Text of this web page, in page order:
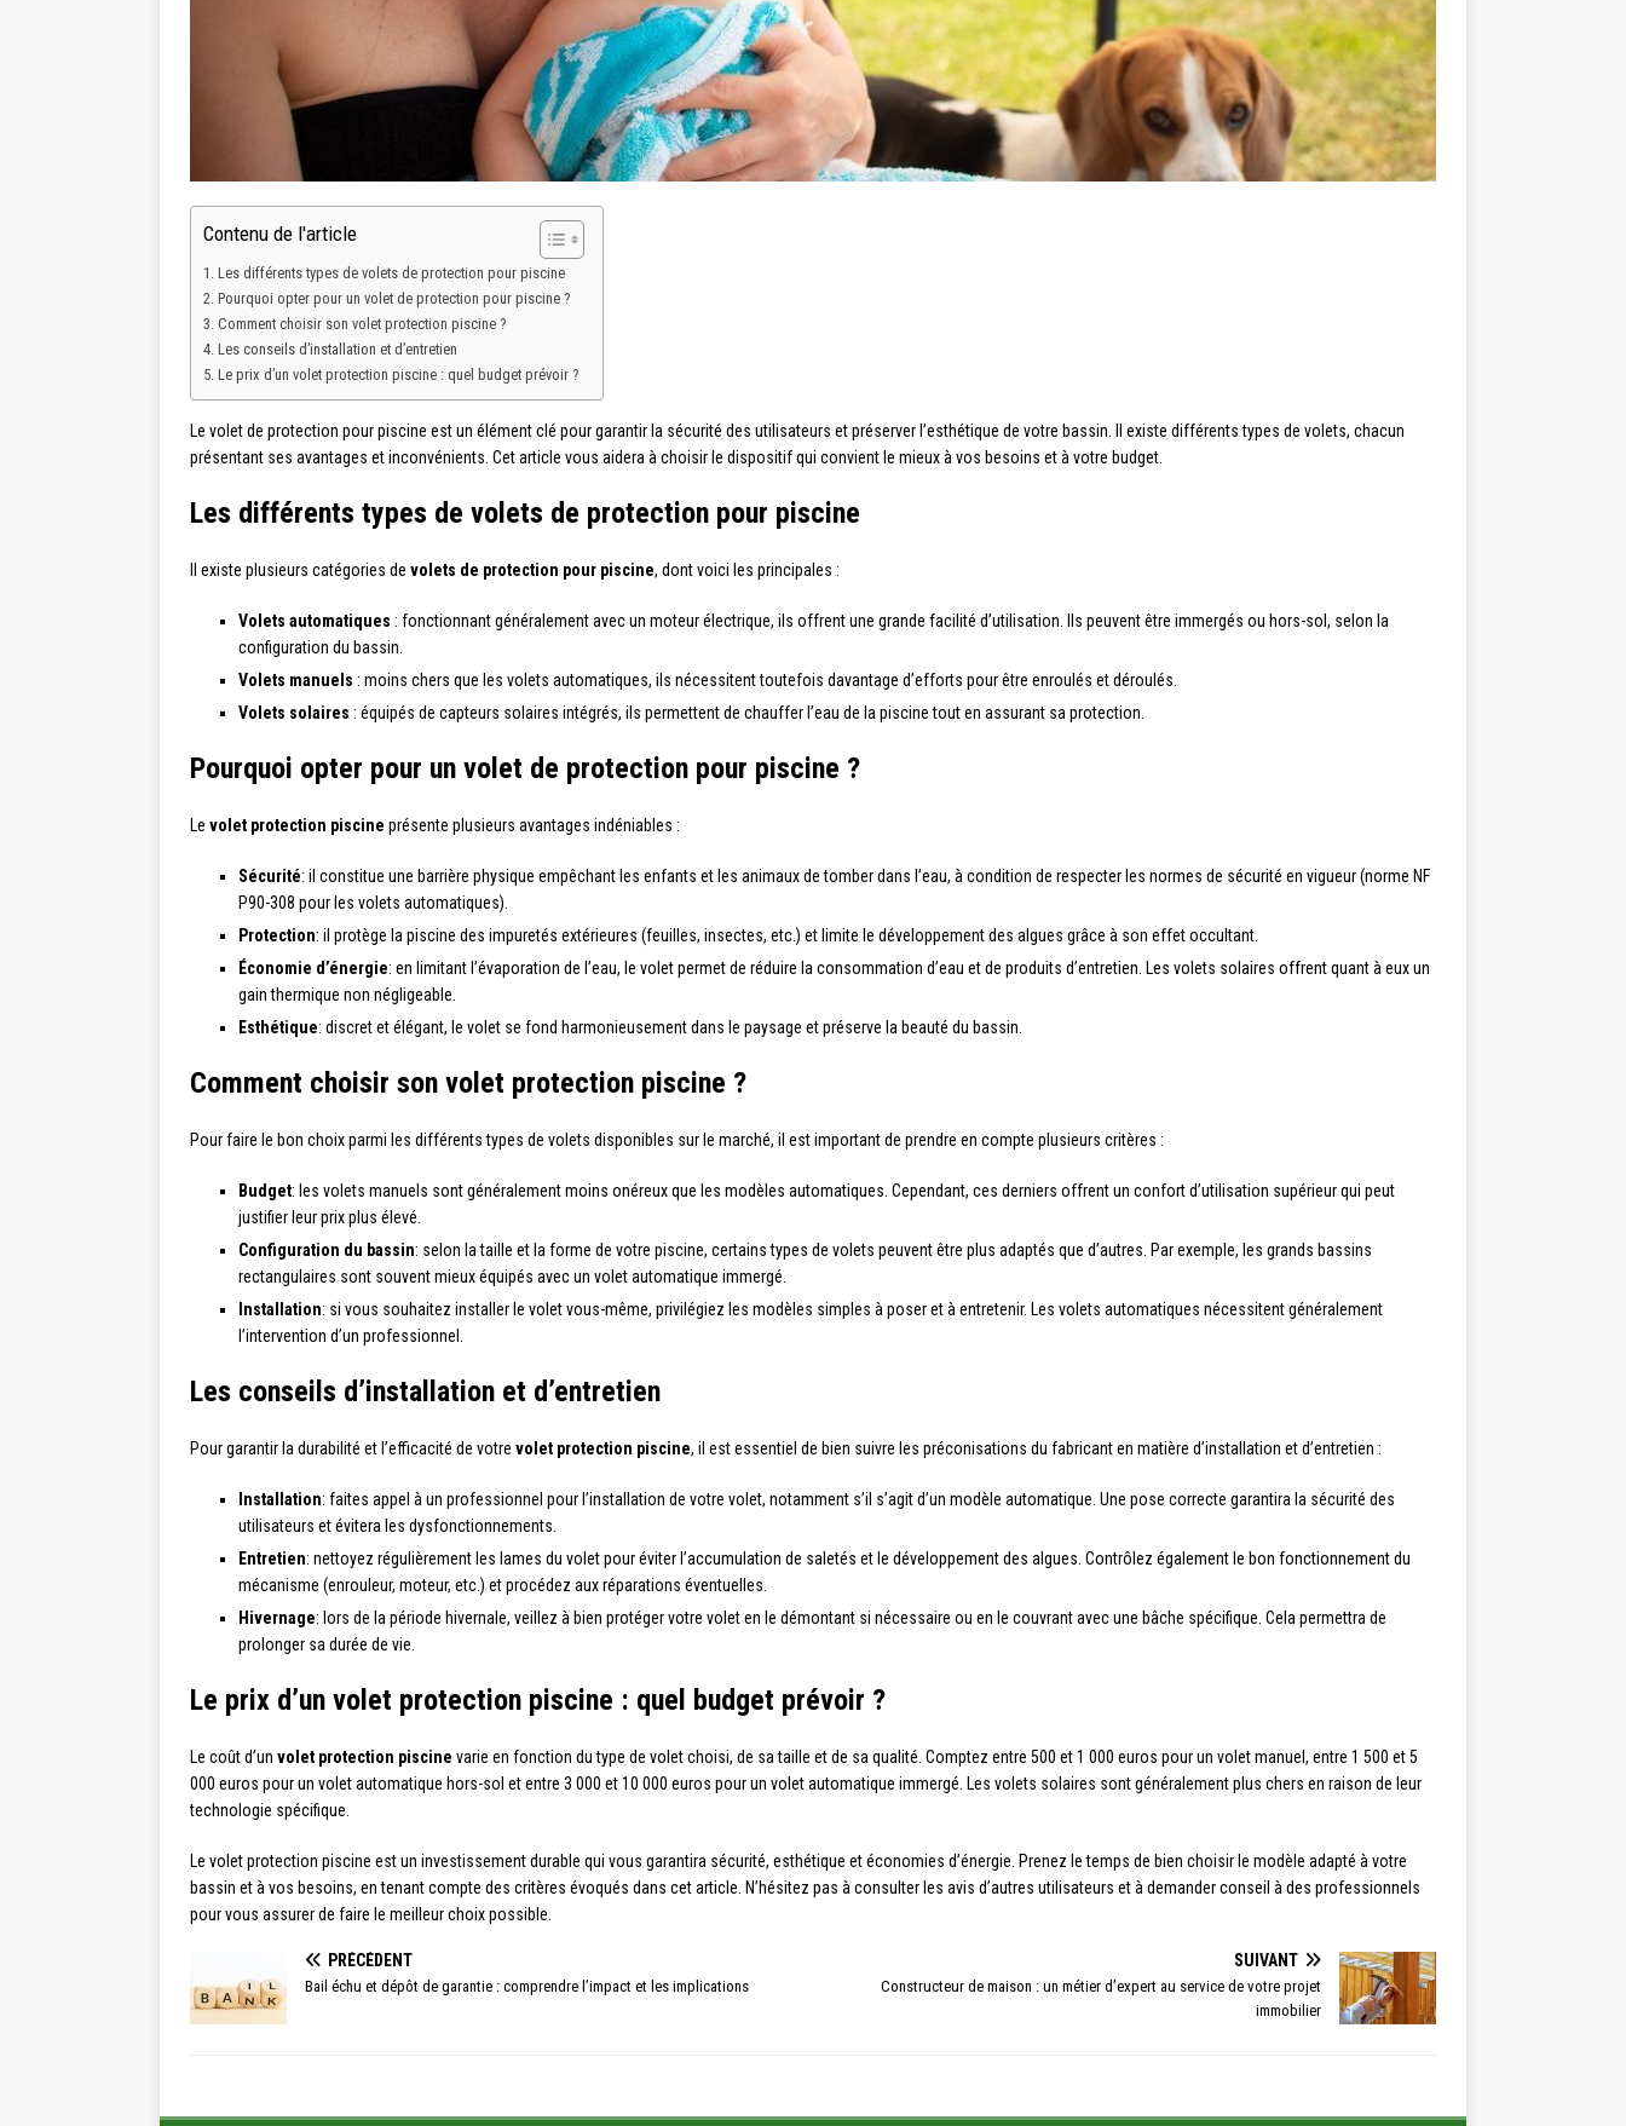
Contenu de l'article
Les différents types de volets de protection pour piscine
Pourquoi opter pour un volet de protection pour piscine ?
Comment choisir son volet protection piscine ?
Les conseils d’installation et d’entretien
Le prix d’un volet protection piscine : quel budget prévoir ?
Le volet de protection pour piscine est un élément clé pour garantir la sécurité des utilisateurs et préserver l’esthétique de votre bassin. Il existe différents types de volets, chacun
présentant ses avantages et inconvénients. Cet article vous aidera à choisir le dispositif qui convient le mieux à vos besoins et à votre budget.
Les différents types de volets de protection pour piscine
Il existe plusieurs catégories de volets de protection pour piscine, dont voici les principales :
Volets automatiques : fonctionnant généralement avec un moteur électrique, ils offrent une grande facilité d’utilisation. Ils peuvent être immergés ou hors-sol, selon la
configuration du bassin.
Volets manuels : moins chers que les volets automatiques, ils nécessitent toutefois davantage d’efforts pour être enroulés et déroulés.
Volets solaires : équipés de capteurs solaires intégrés, ils permettent de chauffer l’eau de la piscine tout en assurant sa protection.
Pourquoi opter pour un volet de protection pour piscine ?
Le volet protection piscine présente plusieurs avantages indéniables :
Sécurité: il constitue une barrière physique empêchant les enfants et les animaux de tomber dans l’eau, à condition de respecter les normes de sécurité en vigueur (norme NF
P90-308 pour les volets automatiques).
Protection: il protège la piscine des impuretés extérieures (feuilles, insectes, etc.) et limite le développement des algues grâce à son effet occultant.
Économie d’énergie: en limitant l’évaporation de l’eau, le volet permet de réduire la consommation d’eau et de produits d’entretien. Les volets solaires offrent quant à eux un
gain thermique non négligeable.
Esthétique: discret et élégant, le volet se fond harmonieusement dans le paysage et préserve la beauté du bassin.
Comment choisir son volet protection piscine ?
Pour faire le bon choix parmi les différents types de volets disponibles sur le marché, il est important de prendre en compte plusieurs critères :
Budget: les volets manuels sont généralement moins onéreux que les modèles automatiques. Cependant, ces derniers offrent un confort d’utilisation supérieur qui peut
justifier leur prix plus élevé.
Configuration du bassin: selon la taille et la forme de votre piscine, certains types de volets peuvent être plus adaptés que d’autres. Par exemple, les grands bassins
rectangulaires sont souvent mieux équipés avec un volet automatique immergé.
Installation: si vous souhaitez installer le volet vous-même, privilégiez les modèles simples à poser et à entretenir. Les volets automatiques nécessitent généralement
l’intervention d’un professionnel.
Les conseils d’installation et d’entretien
Pour garantir la durabilité et l’efficacité de votre volet protection piscine, il est essentiel de bien suivre les préconisations du fabricant en matière d’installation et d’entretien :
Installation: faites appel à un professionnel pour l’installation de votre volet, notamment s’il s’agit d’un modèle automatique. Une pose correcte garantira la sécurité des
utilisateurs et évitera les dysfonctionnements.
Entretien: nettoyez régulièrement les lames du volet pour éviter l’accumulation de saletés et le développement des algues. Contrôlez également le bon fonctionnement du
mécanisme (enrouleur, moteur, etc.) et procédez aux réparations éventuelles.
Hivernage: lors de la période hivernale, veillez à bien protéger votre volet en le démontant si nécessaire ou en le couvrant avec une bâche spécifique. Cela permettra de
prolonger sa durée de vie.
Le prix d’un volet protection piscine : quel budget prévoir ?
Le coût d’un volet protection piscine varie en fonction du type de volet choisi, de sa taille et de sa qualité. Comptez entre 500 et 1 000 euros pour un volet manuel, entre 1 500 et 5
000 euros pour un volet automatique hors-sol et entre 3 000 et 10 000 euros pour un volet automatique immergé. Les volets solaires sont généralement plus chers en raison de leur
technologie spécifique.
Le volet protection piscine est un investissement durable qui vous garantira sécurité, esthétique et économies d’énergie. Prenez le temps de bien choisir le modèle adapté à votre
bassin et à vos besoins, en tenant compte des critères évoqués dans cet article. N’hésitez pas à consulter les avis d’autres utilisateurs et à demander conseil à des professionnels
pour vous assurer de faire le meilleur choix possible.
PRÉCÉDENT
Bail échu et dépôt de garantie : comprendre l’impact et les implications
SUIVANT
Constructeur de maison : un métier d’expert au service de votre projet
immobilier